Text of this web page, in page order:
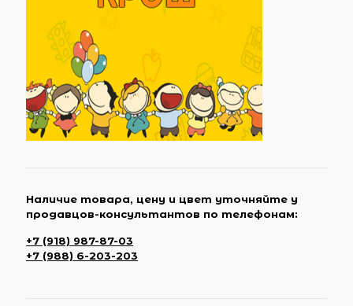
Наличие товара, цену и цвет уточняйте у
продавцов-консультантов по телефонам:
+7 (918) 987-87-03
+7 (988) 6-203-203